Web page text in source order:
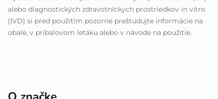
alebo diagnostických zdravotníckych prostriedkov in vitro
(IVD) si pred použitím pozorne preštudujte informácie na
obale, v príbalovom letáku alebo v návode na použitie.